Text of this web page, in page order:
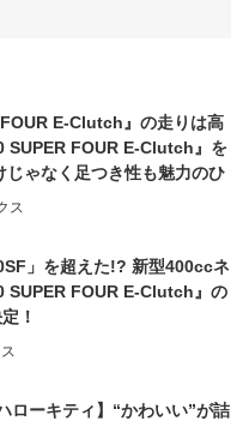
E-Clutch』の走りは高
SUPER FOUR E-Clutch』を
じゃなく足つき性も魅力のひ
ス
」を超えた!? 新型400ccネ
SUPER FOUR E-Clutch』の
！
ローキティ】“かわいい”が詰